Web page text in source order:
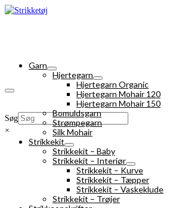
Søg
×
Garn
Hjertegarn
Hjertegarn Organic
Hjertegarn Mohair 120
Hjertegarn Mohair 150
Bomuldsgarn
Strømpegarn
Silk Mohair
Strikkekit
Strikkekit – Baby
Strikkekit – Interiør
Strikkekit – Kurve
Strikkekit – Tæpper
Strikkekit – Vaskeklude
Strikkekit – Trøjer